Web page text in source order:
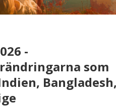
-
som
Bangladesh,